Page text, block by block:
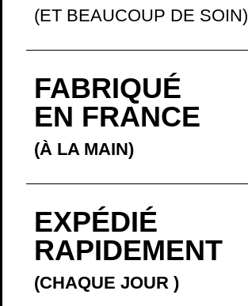
(ET BEAUCOUP DE SOIN)
FABRIQUÉ
EN FRANCE
(À LA MAIN)
EXPÉDIÉ
RAPIDEMENT
(CHAQUE JOUR )